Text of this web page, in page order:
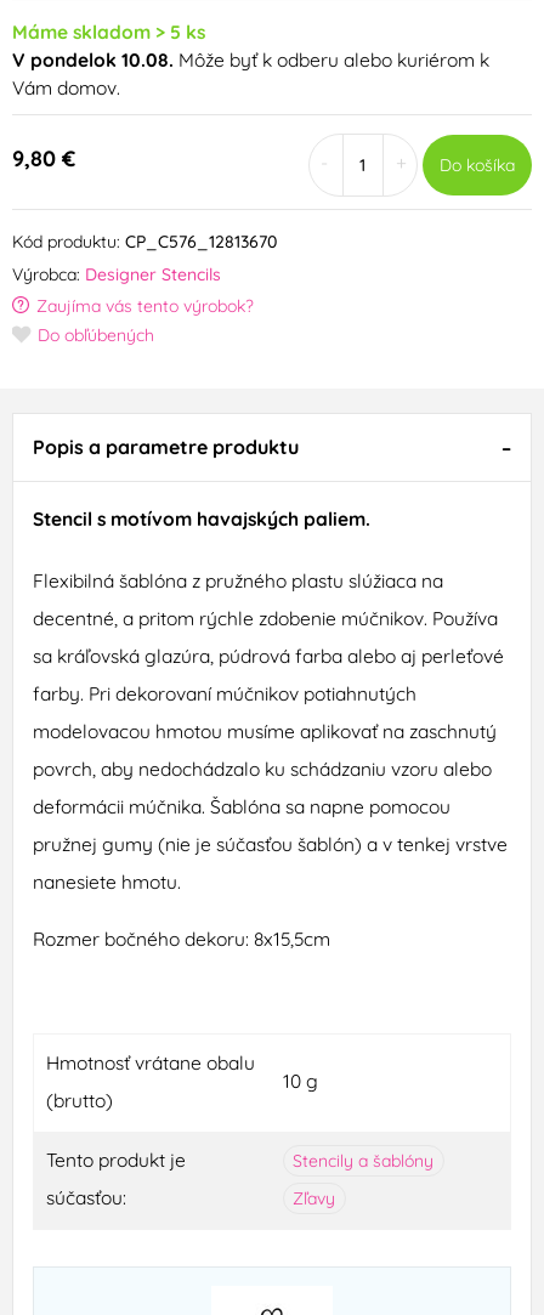
Máme skladom > 5 ks
V pondelok 10.08. Môže byť k odberu alebo kuriérom k
Vám domov.
9,80 € + Do košíka
Kód produktu: CP_C576_12813670
Výrobca: Designer Stencils
Zaujíma vás tento výrobok?
Do obľúbených
Popis a parametre produktu
Stencil s motívom havajských paliem.
Flexibilná šablóna z pružného plastu slúžiaca na
decentné, a pritom rýchle zdobenie múčnikov. Používa
sa kráľovská glazúra, púdrová farba alebo aj perleťové
farby. Pri dekorovaní múčnikov potiahnutých
modelovacou hmotou musíme aplikovať na zaschnutý
povrch, aby nedochádzalo ku schádzaniu vzoru alebo
deformácii múčnika. Šablóna sa napne pomocou
pružnej gumy (nie je súčasťou šablón) a v tenkej vrstve
nanesiete hmotu.
Rozmer bočného dekoru: 8x15,5cm
Hmotnosť vrátane obalu
(brutto)
10 g
Tento produkt je
súčasťou:
Stencily a šablóny
Zľavy